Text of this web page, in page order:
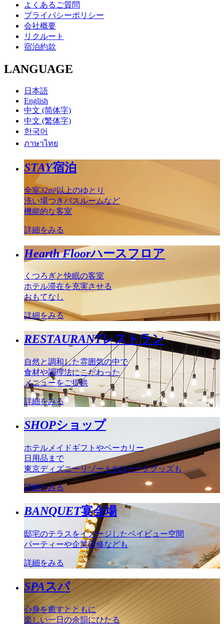
よくあるご質問
プライバシーポリシー
会社概要
リクルート
宿泊約款
LANGUAGE
日本語
English
中文 (简体字)
中文 (繁体字)
한국어
ภาษาไทย
STAY宿泊
全室32m²以上のゆとり
洗い場つきバスルームなど
機能的な客室
詳細をみる
Hearth Floorハースフロア
くつろぎと快眠の客室
ホテル滞在を充実させる
おもてなし
詳細をみる
RESTAURANTレストラン
自然と調和した雰囲気の中で
食材や調理法にこだわった
メニューをご提供
詳細をみる
SHOPショップ
ホテルメイドギフトやベーカリー
日用品まで
東京ディズニーリゾート®のパークグッズも
詳細をみる
BANQUET宴会場
邸宅のテラスをイメージしたベイビュー空間
パーティーや企業研修なども
詳細をみる
SPAスパ
心身を癒すとともに
楽しい一日の余韻にひたる